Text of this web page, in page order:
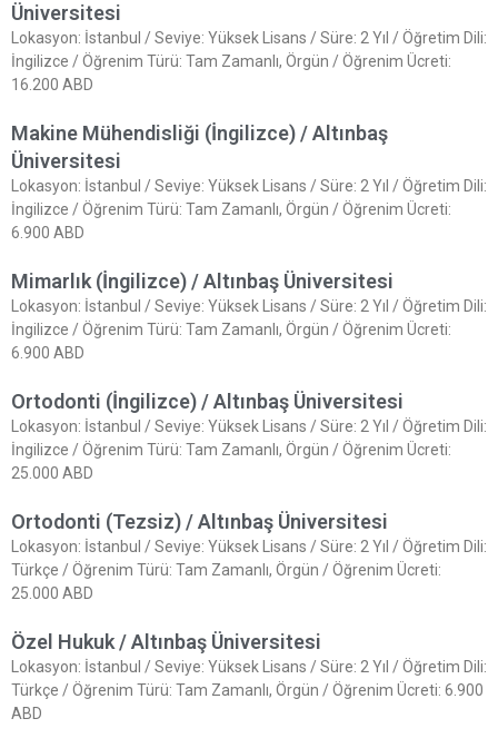
Üniversitesi
Lokasyon: İstanbul / Seviye: Yüksek Lisans / Süre: 2 Yıl / Öğretim Dili:
İngilizce / Öğrenim Türü: Tam Zamanlı, Örgün / Öğrenim Ücreti:
16.200 ABD
Makine Mühendisliği (İngilizce) / Altınbaş
Üniversitesi
Lokasyon: İstanbul / Seviye: Yüksek Lisans / Süre: 2 Yıl / Öğretim Dili:
İngilizce / Öğrenim Türü: Tam Zamanlı, Örgün / Öğrenim Ücreti:
6.900 ABD
Mimarlık (İngilizce) / Altınbaş Üniversitesi
Lokasyon: İstanbul / Seviye: Yüksek Lisans / Süre: 2 Yıl / Öğretim Dili:
İngilizce / Öğrenim Türü: Tam Zamanlı, Örgün / Öğrenim Ücreti:
6.900 ABD
Ortodonti (İngilizce) / Altınbaş Üniversitesi
Lokasyon: İstanbul / Seviye: Yüksek Lisans / Süre: 2 Yıl / Öğretim Dili:
İngilizce / Öğrenim Türü: Tam Zamanlı, Örgün / Öğrenim Ücreti:
25.000 ABD
Ortodonti (Tezsiz) / Altınbaş Üniversitesi
Lokasyon: İstanbul / Seviye: Yüksek Lisans / Süre: 2 Yıl / Öğretim Dili:
Türkçe / Öğrenim Türü: Tam Zamanlı, Örgün / Öğrenim Ücreti:
25.000 ABD
Özel Hukuk / Altınbaş Üniversitesi
Lokasyon: İstanbul / Seviye: Yüksek Lisans / Süre: 2 Yıl / Öğretim Dili:
Türkçe / Öğrenim Türü: Tam Zamanlı, Örgün / Öğrenim Ücreti: 6.900
ABD